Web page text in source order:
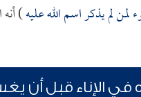
لم يذكر اسم الله عليه)
الإناء قبل أن